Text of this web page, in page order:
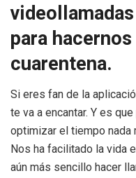
para
cuarentena.
Si eres fan de la
te va a encantar. Y es
optimizar el tiempo nada
Nos ha facilitado la vida
aún más sencillo hacer